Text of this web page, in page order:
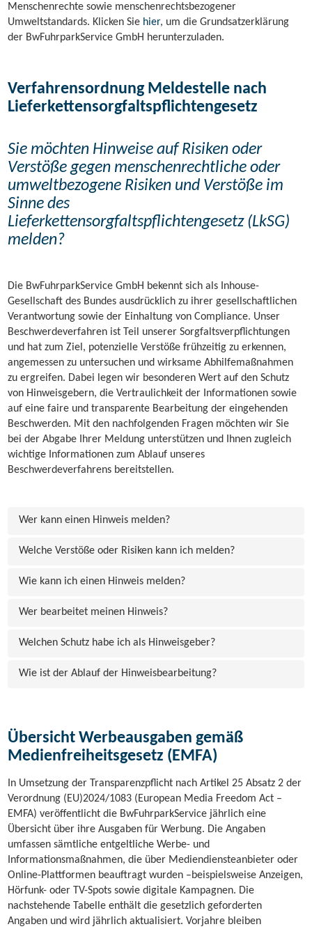
Menschenrechte sowie menschenrechtsbezogener
Umweltstandards. Klicken Sie hier, um die Grundsatzerklärung
der BwFuhrparkService GmbH herunterzuladen.
Verfahrensordnung Meldestelle nach
Lieferkettensorgfaltspflichtengesetz
Sie möchten Hinweise auf Risiken oder
Verstöße gegen menschenrechtliche oder
umweltbezogene Risiken und Verstöße im
Sinne des
Lieferkettensorgfaltspflichtengesetz (LkSG)
melden?
Die BwFuhrparkService GmbH bekennt sich als Inhouse-
Gesellschaft des Bundes ausdrücklich zu ihrer gesellschaftlichen
Verantwortung sowie der Einhaltung von Compliance. Unser
Beschwerdeverfahren ist Teil unserer Sorgfaltsverpflichtungen
und hat zum Ziel, potenzielle Verstöße frühzeitig zu erkennen,
angemessen zu untersuchen und wirksame Abhilfemaßnahmen
zu ergreifen. Dabei legen wir besonderen Wert auf den Schutz
von Hinweisgebern, die Vertraulichkeit der Informationen sowie
auf eine faire und transparente Bearbeitung der eingehenden
Beschwerden. Mit den nachfolgenden Fragen möchten wir Sie
bei der Abgabe Ihrer Meldung unterstützen und Ihnen zugleich
wichtige Informationen zum Ablauf unseres
Beschwerdeverfahrens bereitstellen.
Wer kann einen Hinweis melden?
Welche Verstöße oder Risiken kann ich melden?
Wie kann ich einen Hinweis melden?
Wer bearbeitet meinen Hinweis?
Welchen Schutz habe ich als Hinweisgeber?
Wie ist der Ablauf der Hinweisbearbeitung?
Übersicht Werbeausgaben gemäß
Medienfreiheitsgesetz (EMFA)
In Umsetzung der Transparenzpflicht nach Artikel 25 Absatz 2 der
Verordnung (EU)2024/1083 (European Media Freedom Act –
EMFA) veröffentlicht die BwFuhrparkService jährlich eine
Übersicht über ihre Ausgaben für Werbung. Die Angaben
umfassen sämtliche entgeltliche Werbe- und
Informationsmaßnahmen, die über Mediendiensteanbieter oder
Online-Plattformen beauftragt wurden –beispielsweise Anzeigen,
Hörfunk- oder TV-Spots sowie digitale Kampagnen. Die
nachstehende Tabelle enthält die gesetzlich geforderten
Angaben und wird jährlich aktualisiert. Vorjahre bleiben